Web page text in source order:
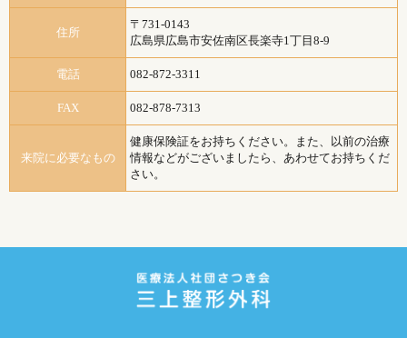
住所
〒731-0143
広島県広島市安佐南区長楽寺1丁目8-9
電話 082-872-3311
FAX 082-878-7313
来院に必要なもの
健康保険証をお持ちください。また、以前の治療
情報などがございましたら、あわせてお持ちくだ
さい。